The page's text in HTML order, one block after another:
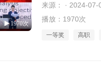
1970次
来源： · 2024-07-
播放：1970次
一等奖 高职